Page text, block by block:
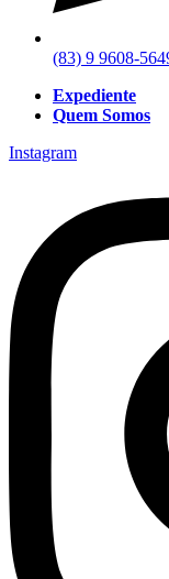
(83) 9 9608-
Expediente
Quem Somos
Instagram